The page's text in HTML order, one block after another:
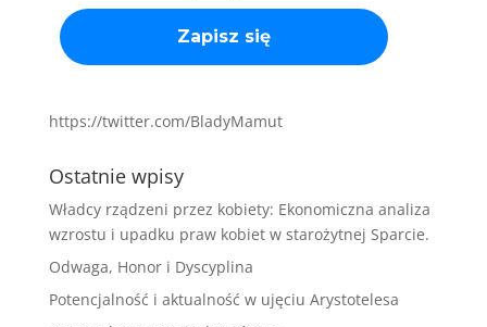
https://twitter.com/BladyMamut
Ostatnie wpisy
Władcy rządzeni przez kobiety: Ekonomiczna analiza
wzrostu i upadku praw kobiet w starożytnej Sparcie.
Odwaga, Honor i Dyscyplina
Potencjalność i aktualność w ujęciu Arystotelesa